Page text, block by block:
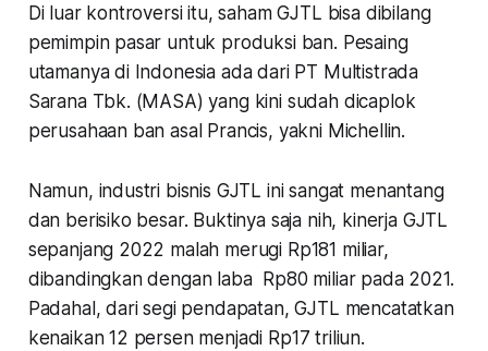
Di luar kontroversi itu, saham GJTL bisa dibilang
pemimpin pasar untuk produksi ban. Pesaing
utamanya di Indonesia ada dari PT Multistrada
Sarana Tbk. (MASA) yang kini sudah dicaplok
perusahaan ban asal Prancis, yakni Michellin.
Namun, industri bisnis GJTL ini sangat menantang
dan berisiko besar. Buktinya saja nih, kinerja GJTL
sepanjang 2022 malah merugi Rp181 miliar,
dibandingkan dengan laba Rp80 miliar pada 2021.
Padahal, dari segi pendapatan, GJTL mencatatkan
kenaikan 12 persen menjadi Rp17 triliun.